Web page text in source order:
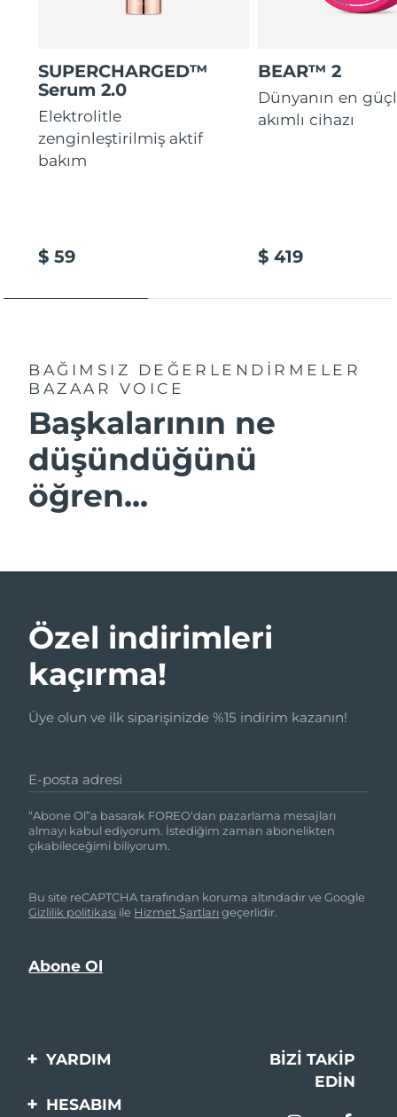
SUPERCHARGED™
Serum 2.0
Elektrolitle
zenginleştirilmiş aktif
bakım
$ 59
BEAR™ 2
Dünyanın en
akımlı cihazı
$ 419
BAĞIMSIZ DEĞERLENDİRMELER
BAZAAR VOICE
Başkalarının ne
düşündüğünü
öğren...
Özel indirimleri
kaçırma!
Üye olun ve ilk siparişinizde %15 indirim kazanın!
E-posta adresi
“Abone Ol”a basarak FOREO'dan pazarlama mesajları
almayı kabul ediyorum. İstediğim zaman abonelikten
çıkabileceğimi biliyorum.
Bu site reCAPTCHA tarafından koruma altındadır ve Google
Gizlilik politikası ile Hizmet Şartlarıgeçerlidir.
YARDIM
Bi̇zi̇mle İleti̇şi̇me Geçi̇n
BIZI TAKIP
EDIN
HESABIM